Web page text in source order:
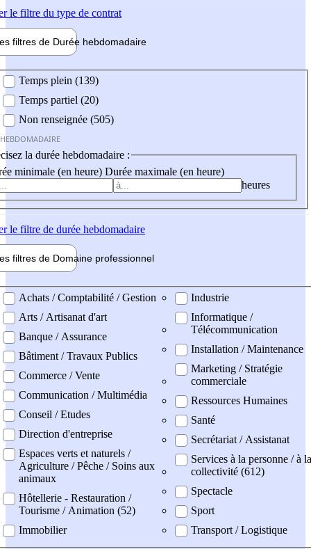
le filtre du type de contrat
filtres de Durée hebdomadaire
Temps plein (139)
Temps partiel (20)
Non renseignée (505)
la durée hebdomadaire :
minimale (en heure) Durée maximale (en heure)
heures
le filtre de durée hebdomadaire
filtres de Domaine professionnel
professionel
Achats / Comptabilité / Gestion
Arts / Artisanat d'art
Banque / Assurance
Bâtiment / Travaux Publics
Commerce / Vente
Communication / Multimédia
Conseil / Etudes
Direction d'entreprise
Espaces verts et naturels /
Agriculture / Pêche / Soins aux
animaux
Hôtellerie - Restauration /
Tourisme / Animation (52)
Immobilier
Industrie
Informatique /
Télécommunication
Installation / Maintenance
Marketing / Stratégie
commerciale
Ressources Humaines
Santé
Secrétariat / Assistanat
Services à la personne / à la
collectivité (612)
Spectacle
Sport
Transport / Logistique